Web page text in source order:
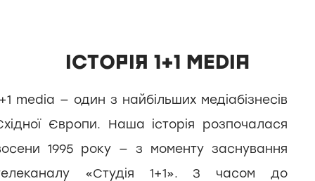
ІСТОРІЯ 1+1 MEDIA
media — один з найбільших медіабізнесів
Європи. Наша історія розпочалася
1995 року — з моменту заснування
«Студія 1+1». З часом до